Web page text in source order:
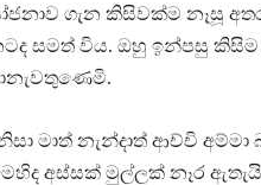
ගැන කිසිවක්ම නෑසූ
විය. ඔහු ඉන්පසු කිසිම
මාත් නැන්දාත් ආච්චි
අස්සක් මුල්ලක් නෑර ඇතැයි